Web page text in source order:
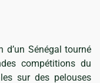
d’un Sénégal tourné
compétitions du
sur des pelouses